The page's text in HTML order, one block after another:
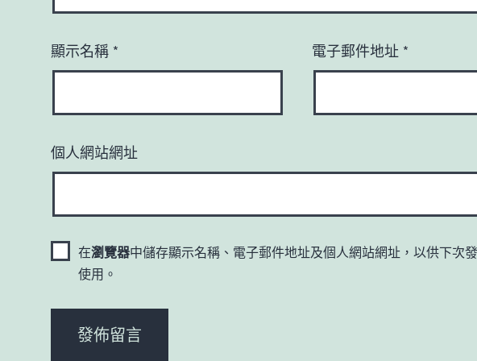
顯示名稱 * 電子郵件地址 *
個人網站網址
在瀏覽器中儲存顯示名稱、電子郵件地址及個人網站網址，以供下次
使用。